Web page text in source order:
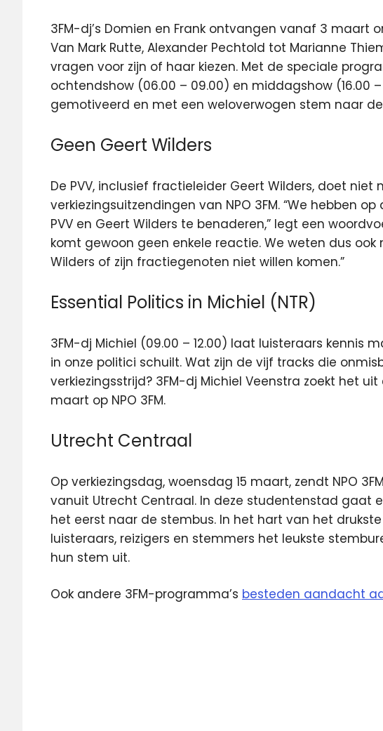
3FM-dj’s Domien en Frank ontvangen vanaf 3 maart
Van Mark Rutte, Alexander Pechtold tot Marianne
vragen voor zijn of haar kiezen. Met de speciale
ochtendshow (06.00 – 09.00) en middagshow (16.00
gemotiveerd en met een weloverwogen stem naar
Geen Geert Wilders
De PVV, inclusief fractieleider Geert Wilders, doet
verkiezingsuitzendingen van NPO 3FM. “We hebben
PVV en Geert Wilders te benaderen,” legt een
komt gewoon geen enkele reactie. We weten dus
Wilders of zijn fractiegenoten niet willen komen.”
Essential Politics in Michiel (NTR)
3FM-dj Michiel (09.00 – 12.00) laat luisteraars kennis
in onze politici schuilt. Wat zijn de vijf tracks die
verkiezingsstrijd? 3FM-dj Michiel Veenstra zoekt het
maart op NPO 3FM.
Utrecht Centraal
Op verkiezingsdag, woensdag 15 maart, zendt NPO
vanuit Utrecht Centraal. In deze studentenstad gaat
het eerst naar de stembus. In het hart van het
luisteraars, reizigers en stemmers het leukste
hun stem uit.
Ook andere 3FM-programma’s besteden aandacht